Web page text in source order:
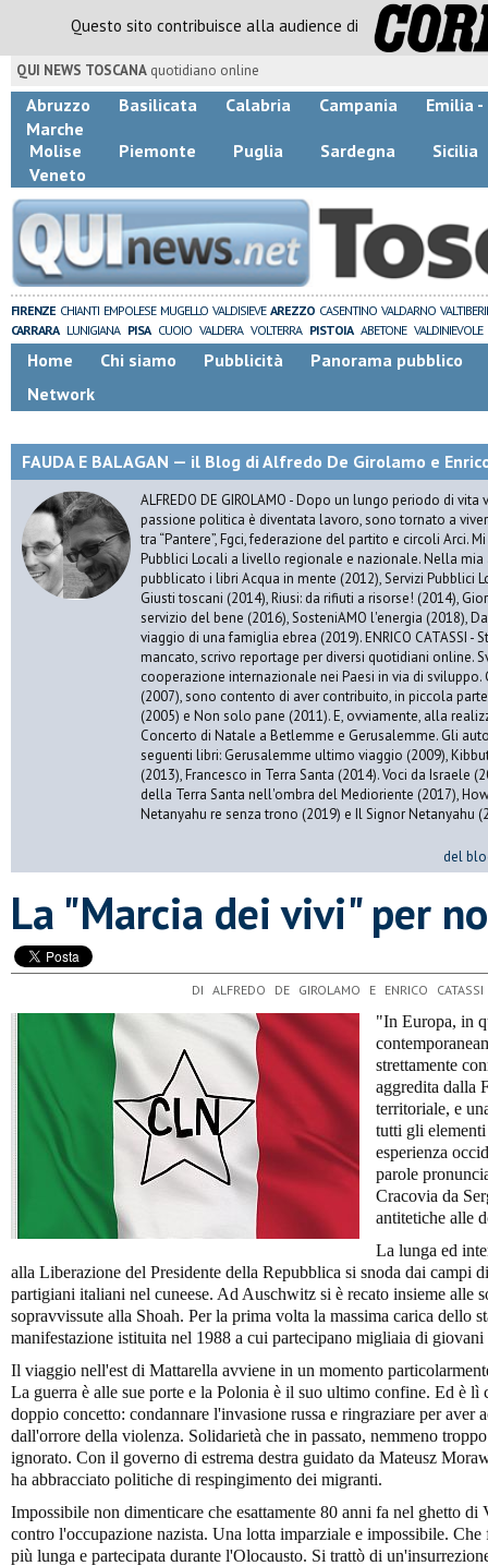
Questo sito contribuisce alla audience di
QUI NEWS TOSCANA quotidiano online
Abruzzo Basilicata Calabria Campania
Emilia -
Marche
Molise
Piemonte Puglia Sardegna
Sicilia
Veneto
FIRENZE CHIANTI EMPOLESE MUGELLO VALDISIEVE AREZZO CASENTINO VALDARNO
CARRARA LUNIGIANA PISA CUOIO VALDERA VOLTERRA PISTOIA ABETONE VALDINIEVOLE
Home Chi siamo Pubblicità
Panorama pubblico
Network
FAUDA E BALAGAN — il Blog di Alfredo De Girolamo e
ALFREDO DE GIROLAMO - Dopo un lungo periodo di
passione politica è diventata lavoro, sono tornato a
tra “Pantere”, Fgci, federazione del partito e circoli Arci.
Pubblici Locali a livello regionale e nazionale. Nella
pubblicato i libri Acqua in mente (2012), Servizi Pubblici
Giusti toscani (2014), Riusi: da rifiuti a risorse! (2014),
servizio del bene (2016), SosteniAMO l'energia (2018),
viaggio di una famiglia ebrea (2019). ENRICO CATASSI -
mancato, scrivo reportage per diversi quotidiani online.
cooperazione internazionale nei Paesi in via di
(2007), sono contento di aver contribuito, in piccola
(2005) e Non solo pane (2011). E, ovviamente, alla
Concerto di Natale a Betlemme e Gerusalemme. Gli
seguenti libri: Gerusalemme ultimo viaggio (2009),
(2013), Francesco in Terra Santa (2014). Voci da Israele
della Terra Santa nell'ombra del Medioriente (2017),
Netanyahu re senza trono (2019) e Il Signor Netanyahu
del
La "Marcia dei vivi" per
DI ALFREDO DE GIROLAMO E ENRICO
"In Europa, in
strettamente
aggredita dalla
territoriale, e
tutti gli elementi
esperienza
parole
Cracovia da
antitetiche alle
La lunga ed
alla Liberazione del Presidente della Repubblica si snoda dai campi
partigiani italiani nel cuneese. Ad Auschwitz si è recato insieme alle
sopravvissute alla Shoah. Per la prima volta la massima carica dello
manifestazione istituita nel 1988 a cui partecipano migliaia di
Il viaggio nell'est di Mattarella avviene in un momento
La guerra è alle sue porte e la Polonia è il suo ultimo confine. Ed è
doppio concetto: condannare l'invasione russa e ringraziare per
dall'orrore della violenza. Solidarietà che in passato, nemmeno
ignorato. Con il governo di estrema destra guidato da Mateusz
ha abbracciato politiche di respingimento dei migranti.
Impossibile non dimenticare che esattamente 80 anni fa nel ghetto
contro l'occupazione nazista. Una lotta imparziale e impossibile.
più lunga e partecipata durante l'Olocausto. Si trattò di